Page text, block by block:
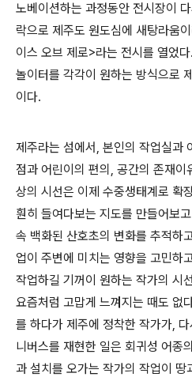
노베이션하는 과정동안 전시장이
락으로 제주도 원도심에 새탕라움
이스 오브 제로>라는 전시를 열었다
놀이터를 각각이 원하는 방식으로
이다.
제주라는 섬에서, 본인의 작업실과
점과 어린이의 편의 , 공간의 존재이
상의 시선은 이제 수중생태계로 확
훤히 들여다보는 지도를 만들어보
속 백화된 산호초의 변화를 추적하
업이 주변에 미치는 영향을 고민하
작업하길 기꺼이 원하는 작가의 시
요즘처럼 고맙게 느껴지는 때도 없
를 하다가 제주에 정착한 작가가,
니버스를 재현한 일은 회귀성 어종
과 설치를 오가는 작가의 작업이 땅